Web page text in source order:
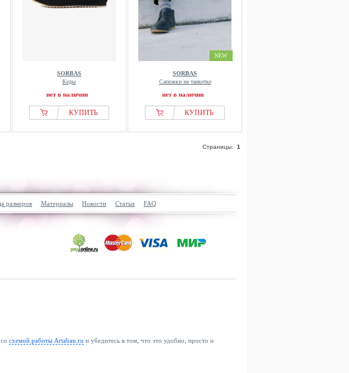
SORBAS
Кеды
нет в наличии
КУПИТЬ
NEW
SORBAS
Сапожки на танкетке
нет в наличии
КУПИТЬ
Страницы: 1
размеров Материалы Новости Статьи FAQ
схемой работы Artaban.ru и убедитесь в том, что это удобно, просто и